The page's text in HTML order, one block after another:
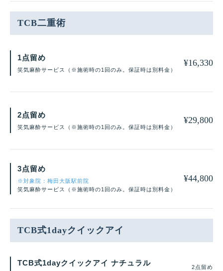
TCB二重術
1点留め
笑気麻酔サービス（※施術時の1回のみ。保証時は別料金）
¥16,330
2点留め
笑気麻酔サービス（※施術時の1回のみ。保証時は別料金）
¥29,800
3点留め
※対象院：梅田大阪駅前院
笑気麻酔サービス（※施術時の1回のみ。保証時は別料金）
¥44,800
TCB式1dayクイックアイ
TCB式1dayクイックアイ ナチュラル
2点留め